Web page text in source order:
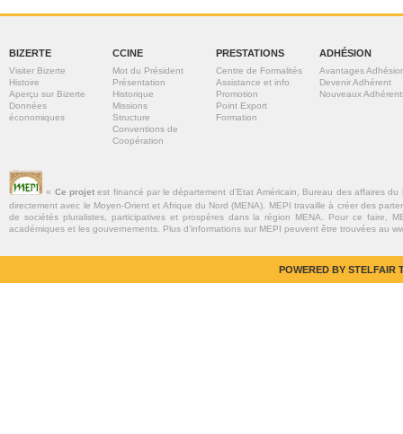
BIZERTE
Visiter Bizerte
Histoire
Aperçu sur Bizerte
Données
économiques
CCINE
Mot du Président
Présentation
Historique
Missions
Structure
Conventions de
Coopération
PRESTATIONS
Centre de Formalités
Assistance et info
Promotion
Point Export
Formation
ADHÉSION
Avantages
Devenir Adhérent
Nouveaux
« Ce projetest financé par le département d’Etat Américain, Bureau des affaires
directement avec le Moyen-Orient et Afrique du Nord (MENA). MEPI travaille à créer des
de sociétés pluralistes, participatives et prospères dans la région MENA. Pour ce faire,
académiques et les gouvernements. Plus d’informations sur MEPI peuvent être trouvées au
POWERED BY STELFAIR